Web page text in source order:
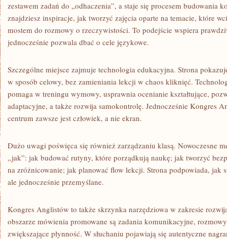
zestawem zadań do „odhaczenia”, a staje się procesem budowania
znajdziesz inspiracje, jak tworzyć zajęcia oparte na temacie, które
mostem do rozmowy o rzeczywistości. To podejście wspiera
jednocześnie pozwala dbać o cele językowe.
Szczególne miejsce zajmuje technologia edukacyjna. Strona
w sposób celowy, bez zamieniania lekcji w chaos kliknięć.
pomaga w treningu wymowy, usprawnia ocenianie kształtujące,
adaptacyjne, a także rozwija samokontrolę. Jednocześnie Kongres
centrum zawsze jest człowiek, a nie ekran.
Dużo uwagi poświęca się również zarządzaniu klasą. Nowoczesne
„jak”: jak budować rutyny, które porządkują naukę; jak tworzyć
na zróżnicowanie; jak planować flow lekcji. Strona podpowiada, jak
ale jednocześnie przemyślane.
Kongres Anglistów to także skrzynka narzędziowa w zakresie
obszarze mówienia promowane są zadania komunikacyjne,
zwiększające płynność. W słuchaniu pojawiają się autentyczne